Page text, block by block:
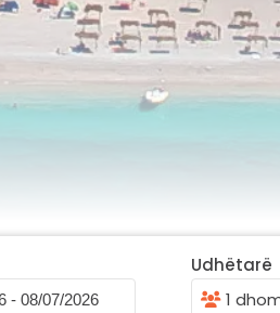
Udhëtarë
1